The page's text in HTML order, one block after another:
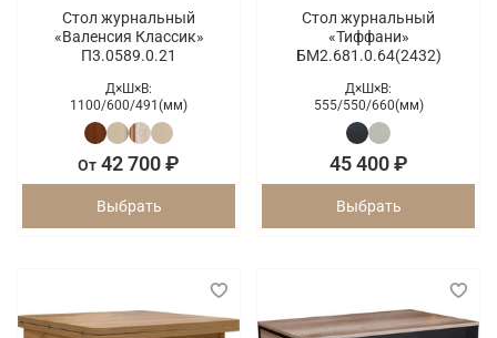
Стол журнальный
«Валенсия Классик»
П3.0589.0.21
Д×Ш×В:
1100/600/491(мм)
От 42 700 ₽
Выбрать
Стол журнальный
«Тиффани»
БМ2.681.0.64(2432)
Д×Ш×В:
555/550/660(мм)
45 400 ₽
Выбрать